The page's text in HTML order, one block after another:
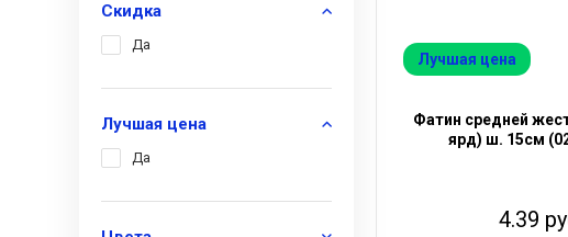
Скидка
Да
Лучшая цена
Да
Лучшая цена
Фатин средней
ярд) ш. 15см
4.39